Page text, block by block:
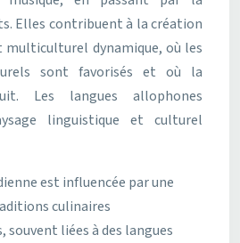
Elles contribuent à la création
multiculturel dynamique, où les
sont favorisés et où la
Les langues allophones
linguistique et culturel
est influencée par une
culinaires
liées à des langues